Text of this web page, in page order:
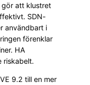
gör att klustret
SDN-
användbart i
förenklar
HA
riskabelt.
9.2 till en mer